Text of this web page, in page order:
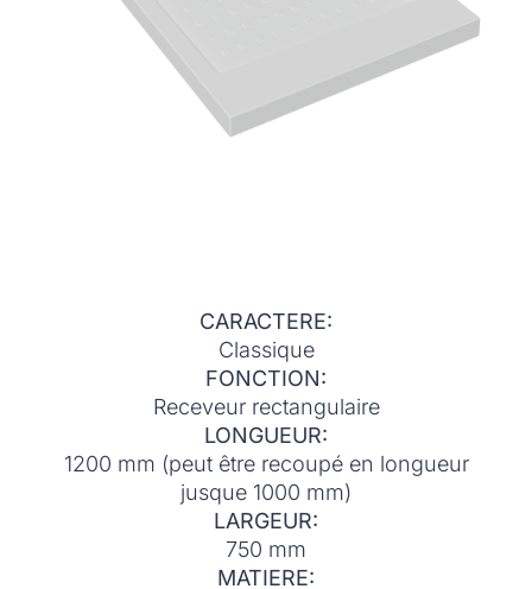
CARACTERE:
Classique
FONCTION:
Receveur rectangulaire
LONGUEUR:
1200 mm (peut être recoupé en longueur
jusque 1000 mm)
LARGEUR:
750 mm
MATIERE: